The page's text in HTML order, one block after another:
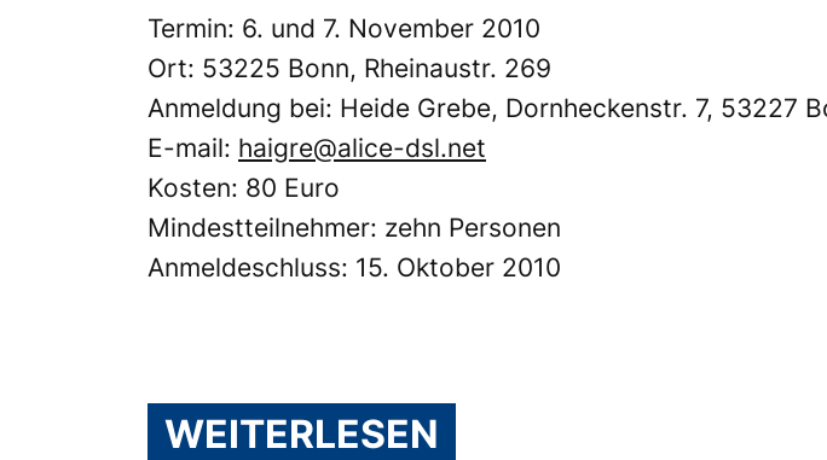
Termin: 6. und 7. November 2010
Ort: 53225 Bonn, Rheinaustr. 269
Anmeldung bei: Heide Grebe, Dornheckenstr. 7, 53227
E-mail: haigre@alice-dsl.net
Kosten: 80 Euro
Mindestteilnehmer: zehn Personen
Anmeldeschluss: 15. Oktober 2010
WEITERLESEN